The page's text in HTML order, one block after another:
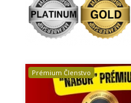
Prémium Členstvo